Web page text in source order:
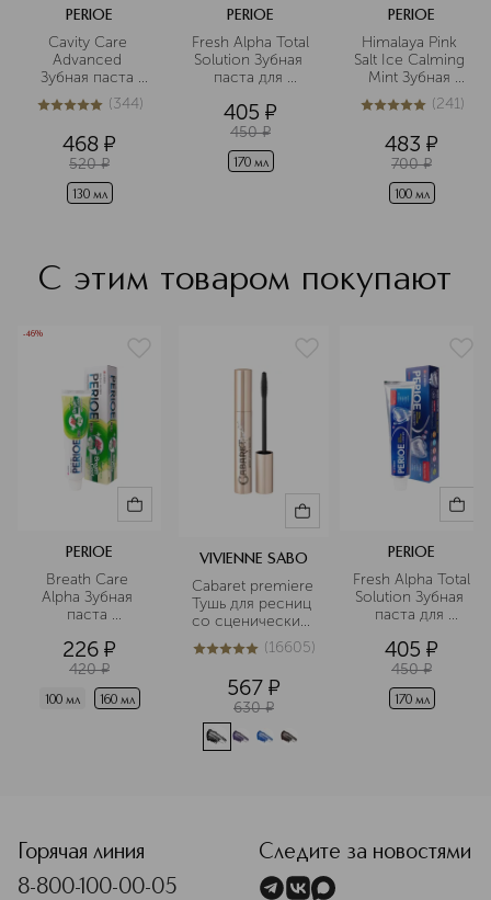
PERIOE
Cavity Care
Advanced
Зубная паста
для
эффективной
кариесом
5из 5344 (344)
468 ¤
520 ¤
130 мл
PERIOE
Fresh Alpha Total
Solution Зубная
паста для
ухода
405 ¤
450 ¤
170 мл
PERIOE
Himalaya Pink
Salt Ice Calming
Mint Зубная
паста с
розовой
солью в
дорожном
формате
5из 5241 (241)
483 ¤
700 ¤
100 мл
С этим товаром покупают
-46%
PERIOE
Breath Care
Alpha Зубная
паста
дыхание
226 ¤
420 ¤
100 мл 160 мл
VIVIENNE SABO
Cabaret premiere
Тушь для ресниц
со сценическим
эффектом
5из 516605 (16605)
567 ¤
630 ¤
PERIOE
Fresh Alpha Total
Solution Зубная
паста для
ухода
405 ¤
450 ¤
170 мл
Горячая линия
8-800-100-00-05
Следите за новостями